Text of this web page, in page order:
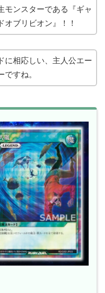
モンスターである『ギャ
オブリビオン』！！
に相応しい、主人公エー
ですね。